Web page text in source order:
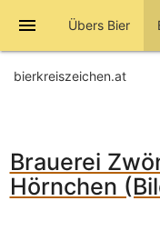
menu Übers Bier
bierkreiszeichen.at
Brauerei
Hörnchen